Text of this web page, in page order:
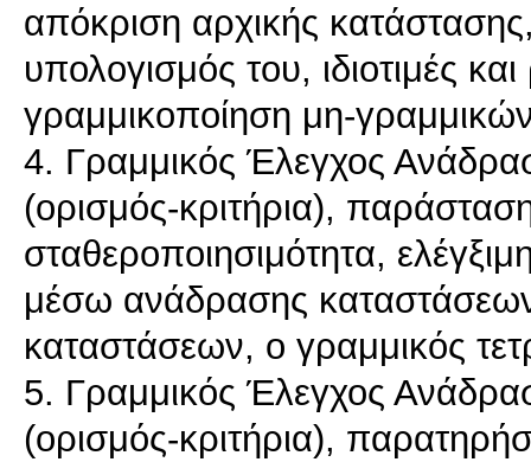
απόκριση αρχικής
υπολογισμός του, ιδιοτιμές
γραμμικοποίηση μη-
4. Γραμμικός Έλεγχος
(ορισμός-κριτήρια),
σταθεροποιησιμότητα,
μέσω ανάδρασης
καταστάσεων, ο γραμμικός
5. Γραμμικός Έλεγχος
(ορισμός-κριτήρια),